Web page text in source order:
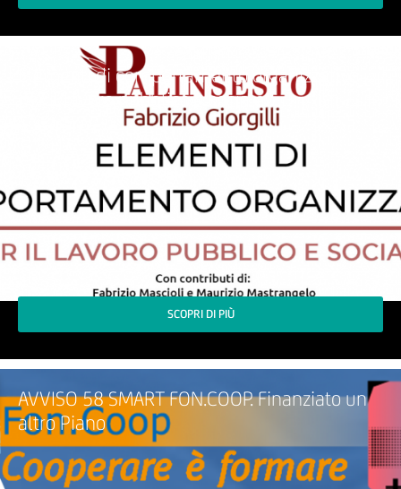
Elementi di comportamento organizzativo
per il lavoro pubblico e sociale
SCOPRI DI PIÙ
AVVISO 58 SMART FON.COOP. Finanziato un
altro Piano